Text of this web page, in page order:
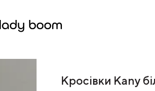
Кросівки Kany